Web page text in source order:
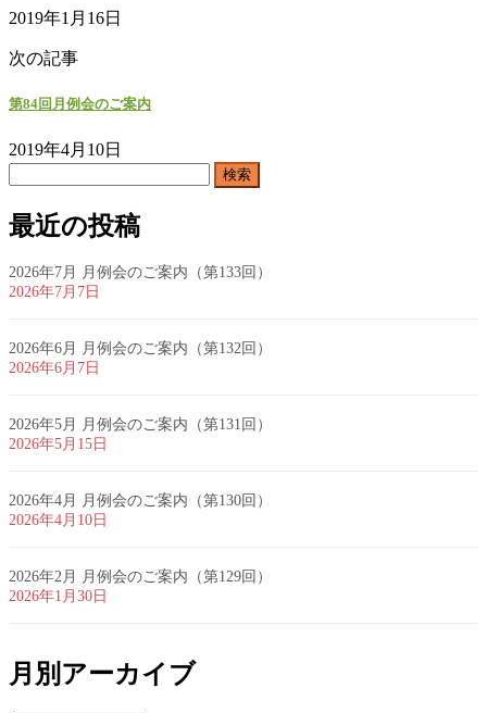
2019年1月16日
次の記事
第84回月例会のご案内
2019年4月10日
最近の投稿
2026年7月 月例会のご案内（第133回）
2026年7月7日
2026年6月 月例会のご案内（第132回）
2026年6月7日
2026年5月 月例会のご案内（第131回）
2026年5月15日
2026年4月 月例会のご案内（第130回）
2026年4月10日
2026年2月 月例会のご案内（第129回）
2026年1月30日
月別アーカイブ